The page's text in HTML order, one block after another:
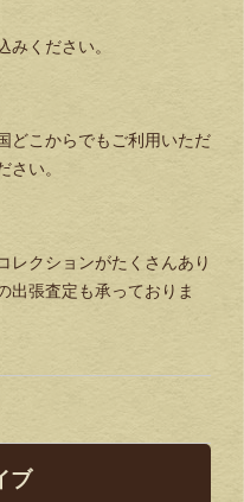
みください。
どこからでもご利用いただ
さい。
レクションがたくさんあり
出張査定も承っておりま
ブ